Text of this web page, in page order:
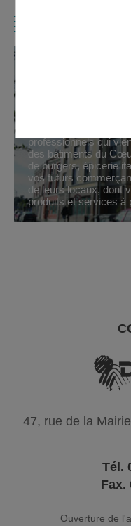
professionnels qui
des bâtiments du
de burgers, épicerie
vos futurs
de leurs locaux, dont
produits et services à
47, rue de la
Tél.
Fax.
Ouverture de